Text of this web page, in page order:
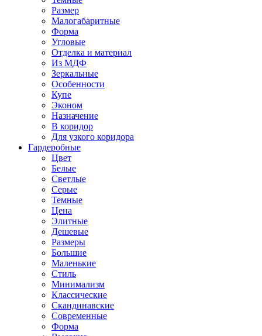
Размер
Малогабаритные
Форма
Угловые
Отделка и материал
Из МДФ
Зеркальные
Особенности
Купе
Эконом
Назначение
В коридор
Для узкого коридора
Гардеробные
Цвет
Белые
Светлые
Серые
Темные
Цена
Элитные
Дешевые
Размеры
Большие
Маленькие
Стиль
Минимализм
Классические
Скандинавские
Современные
Форма